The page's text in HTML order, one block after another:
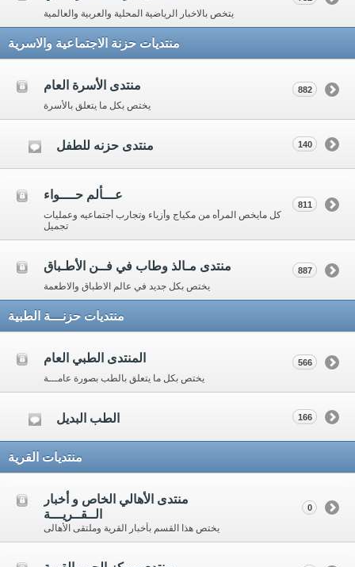
يتخص بالاخبار الرياضية المحلية والعربية والعالمية
منتديات حزنة الاجتماعية والاسرية
منتدى الأسرة العام
يختص بكل ما يتعلق بالأسرة
882
منتدى حزنه للطفل 140
عـــألم حــــواء
كل مايخص المرأه من مكياج وأزياء وتجارب أجتماعيه وعمليات
تجميل
811
منتدى مـالذ وطاب في فــن الأطـباق
يختص بكل جديد في عالم الاطباق والاطعمة
887
منتديات حزنـــة الطبية
المنتدى الطبي العام
يختص بكل ما يتعلق بالطب بصورة عامـــة
566
الطب البديل 166
منتديات القرية
منتدى الأهالي الخاص و أخبار
الــقــريـــة
يختص هذا القسم بأخبار القرية وملتقى الأهالى
0